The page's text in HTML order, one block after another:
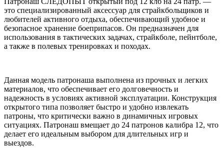
это специализированный аксессуар для страйкбольщиков и
любителей активного отдыха, обеспечивающий удобное и
безопасное хранение боеприпасов. Он предназначен для
использования в тактических задачах, страйкболе, пейнтболе,
а также в полевых тренировках и походах.
Данная модель патронаша выполнена из прочных и легких
материалов, что обеспечивает его долговечность и
надежность в условиях активной эксплуатации. Конструкция
открытого типа позволяет быстро и удобно извлекать
патроны, что критически важно в динамичных игровых
ситуациях. Патронаш вмещает до 24 патронов калибра 12, что
делает его идеальным выбором для длительных игр и
выездов.